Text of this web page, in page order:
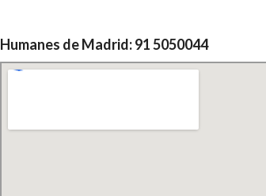
Humanes de Madrid: 91 5050044